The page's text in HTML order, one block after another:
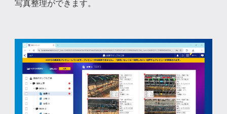
写真整理ができます。